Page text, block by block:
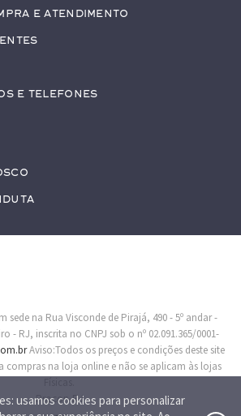
usamos cookies para personalizar
e Atendimento
e Telefones
sede na Rua Visconde de Pirajá, 490 - 5º andar -
- RJ, inscrita no CNPJ sob o nº 02.091.365/0001-
Aviso:Todos os preços e condições deste site
compras na loja online e não se aplicam às lojas
Procon-RJ